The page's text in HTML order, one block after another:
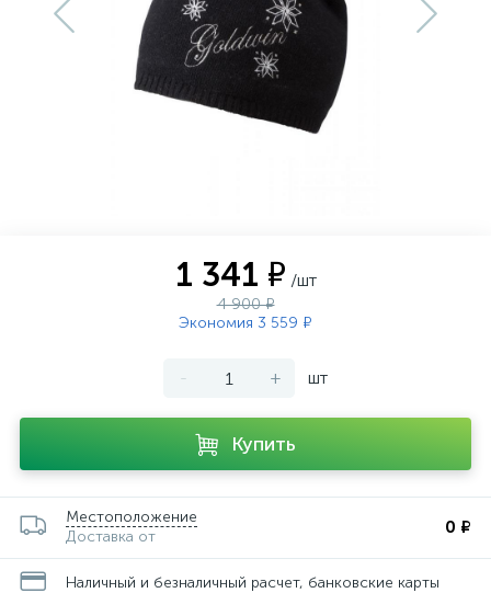
1 341 ₽ /шт
4 900 ₽
Экономия 3 559 ₽
- + шт
Купить
Местоположение
Доставка от
0 ₽
Наличный и безналичный расчет, банковские карты